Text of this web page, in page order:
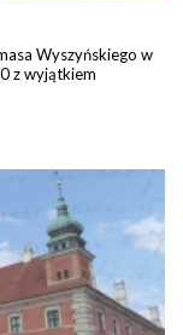
Wyszyńskiego w
z wyjątkiem